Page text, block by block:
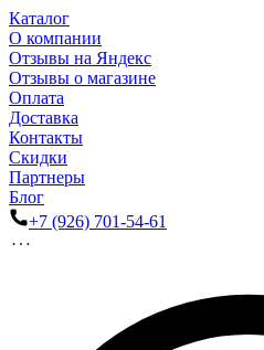
Каталог
О компании
Отзывы на Яндекс
Отзывы о магазине
Оплата
Доставка
Контакты
Скидки
Партнеры
Блог
+7 (926) 701-54-61